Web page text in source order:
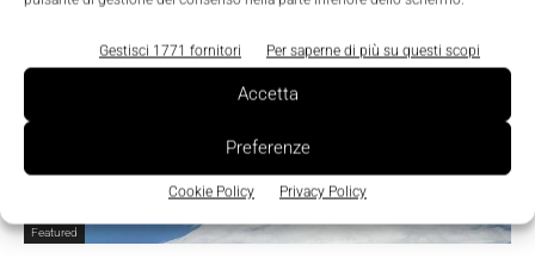
Gestisci 1771 fornitori Per saperne di più su questi scopi
Accetta
Preferenze
Cookie Policy Privacy Policy
Featured